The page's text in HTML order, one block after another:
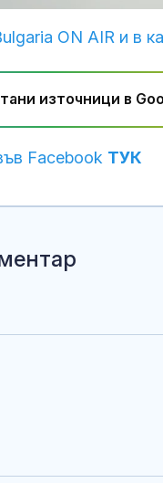
ON AIR и в
източници в
Facebook ТУК